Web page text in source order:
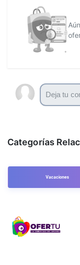
Categorías
Vacaciones